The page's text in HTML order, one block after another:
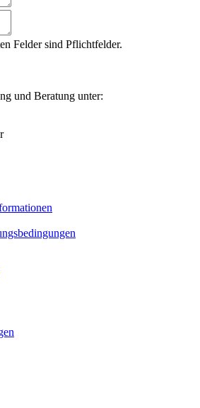
Felder sind Pflichtfelder.
und Beratung unter: